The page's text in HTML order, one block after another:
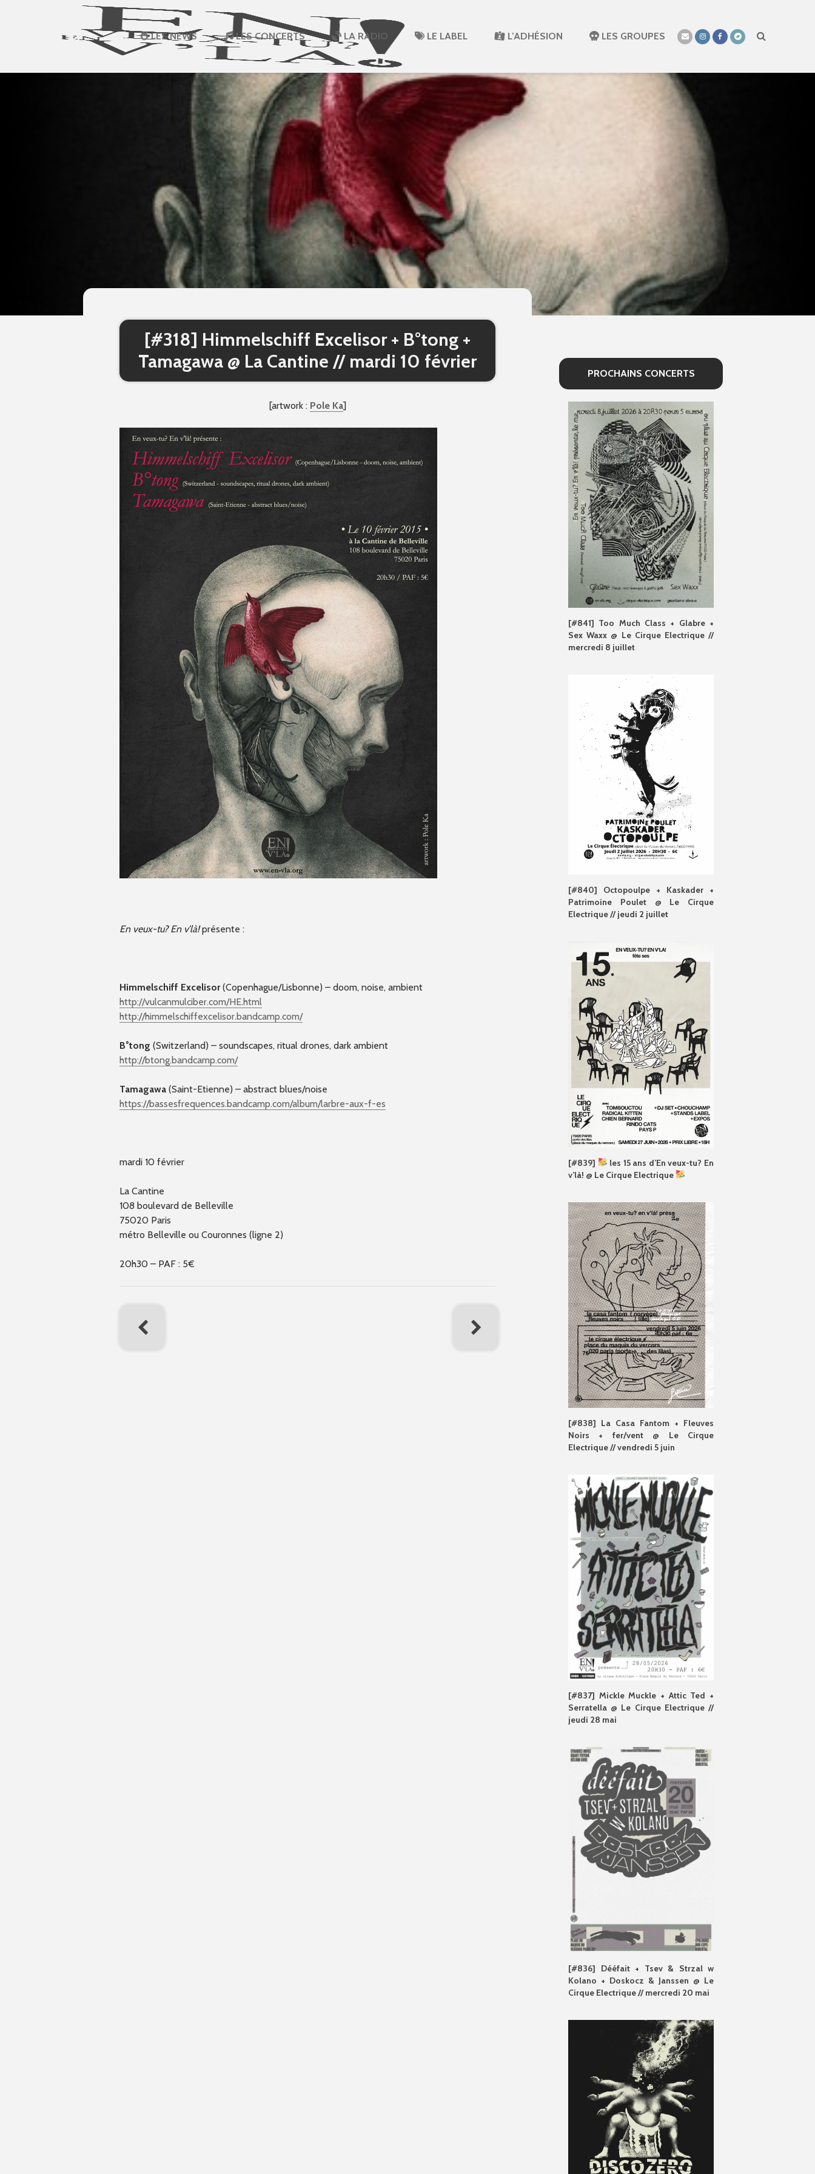
LES NEWS LES CONCERTS LA RADIO LE LABEL L’ADHÉSION LES GROUPES
[#318] Himmelschiff Excelisor + B°tong +
Tamagawa @ La Cantine // mardi 10 février
[artwork : Pole Ka]
En veux-tu? En v’là!présente :
Himmelschiff Excelisor(Copenhague/Lisbonne) – doom, noise, ambient
http://vulcanmulciber.com/HE.html
http://himmelschiffexcelisor.bandcamp.com/
B°tong (Switzerland) – soundscapes, ritual drones, dark ambient
http://btong.bandcamp.com/
Tamagawa (Saint-Etienne) – abstract blues/noise
https://bassesfrequences.bandcamp.com/album/larbre-aux-f-es
mardi 10 février
La Cantine
108 boulevard de Belleville
75020 Paris
métro Belleville ou Couronnes (ligne 2)
20h30 – PAF : 5€
PROCHAINS CONCERTS
[#841] Too Much Class + Glabre +
Sex Waxx @ Le Cirque Electrique //
mercredi 8 juillet
[#840] Octopoulpe + Kaskader +
Patrimoine Poulet @ Le Cirque
Electrique // jeudi 2 juillet
[#839]
les 15 ans d’En veux-tu? En
v’là! @ Le Cirque Electrique
[#838] La Casa Fantom + Fleuves
Noirs + fer/vent @ Le Cirque
Electrique // vendredi 5 juin
[#837] Mickle Muckle + Attic Ted +
Serratella @ Le Cirque Electrique //
jeudi 28 mai
[#836] Dééfait + Tsev & Strzal w
Kolano + Doskocz & Janssen @ Le
Cirque Electrique // mercredi 20 mai